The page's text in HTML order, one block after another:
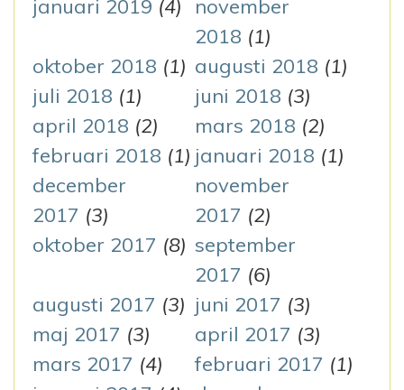
januari 2019 (4)
november
2018 (1)
oktober 2018 (1) augusti 2018 (1)
juli 2018 (1) juni 2018 (3)
april 2018 (2) mars 2018 (2)
februari 2018 (1) januari 2018 (1)
december
2017 (3)
november
2017 (2)
oktober 2017 (8) september
2017 (6)
augusti 2017 (3) juni 2017 (3)
maj 2017 (3) april 2017 (3)
mars 2017 (4) februari 2017 (1)